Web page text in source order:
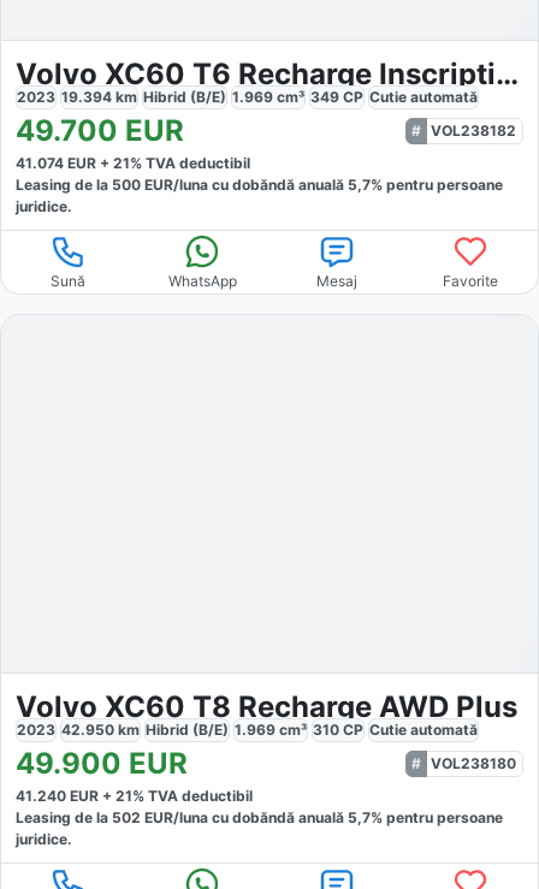
Volvo XC60 T6 Recharge Inscription
2023 19.394 km Hibrid (B/E) 1.969 cm³ 349 CP Cutie automată
49.700 EUR
VOL238182
41.074 EUR + 21% TVA deductibil
Leasing de la 500 EUR/luna cu dobăndă anuală 5,7% pentru persoane
juridice.
Sună WhatsApp Mesaj Favorite
Volvo XC60 T8 Recharge AWD Plus
2023 42.950 km Hibrid (B/E) 1.969 cm³ 310 CP Cutie automată
49.900 EUR
VOL238180
41.240 EUR + 21% TVA deductibil
Leasing de la 502 EUR/luna cu dobăndă anuală 5,7% pentru persoane
juridice.